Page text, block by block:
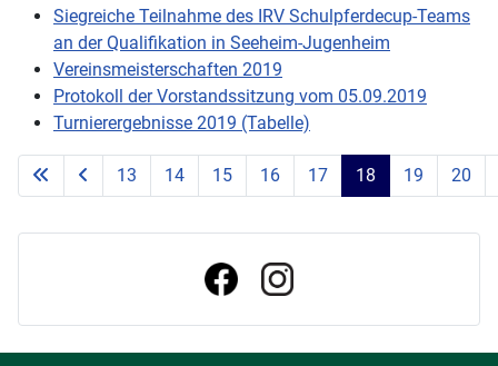
Siegreiche Teilnahme des IRV Schulpferdecup-Teams
an der Qualifikation in Seeheim-Jugenheim
Vereinsmeisterschaften 2019
Protokoll der Vorstandssitzung vom 05.09.2019
Turnierergebnisse 2019 (Tabelle)
Seite 18 von 60
13 14 15 16 17 18 19 20